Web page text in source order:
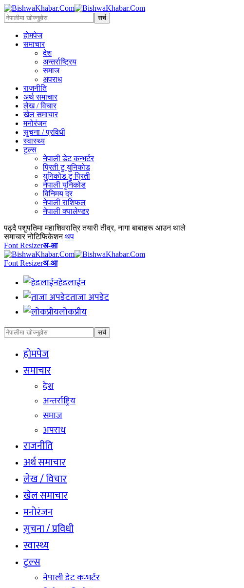
होमपेज
समाचार
देश
अन्तर्राष्ट्रिय
समाज
अपराध
राजनीति
अर्थ समाचार
लेख / विचार
खेल समाचार
मनोरंजन
सुचना / प्रविधी
स्वास्थ्य
टुल्स
नेपाली डेट कन्भर्टर
प्रिती टु युनिकोड
युनिकोड टु प्रिती
नेपाली युनिकोड
विनिमय दर
नेपाली राशिफल
नेपाली क्यालेण्डर
पढ्दै पशुपतिमा महाशिवरात्रि तयारी तीव्र, नागा बाबाहरू आउन थाले
समाचार नोटिफिकेशन थप
Font Resizerअ-आ
Font Resizerअ-आ
हेडलाईन
ताजा अपडेट
लोकप्रीय
होमपेज
समाचार
देश
अन्तर्राष्ट्रिय
समाज
अपराध
राजनीति
अर्थ समाचार
लेख / विचार
खेल समाचार
मनोरंजन
सुचना / प्रविधी
स्वास्थ्य
टुल्स
नेपाली डेट कन्भर्टर